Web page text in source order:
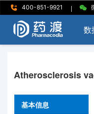
400-851-9921 |
数
Atherosclerosis
基本信息